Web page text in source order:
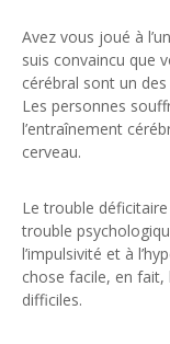
Avez vous joué à
suis convaincu que
cérébral sont un
Les personnes
l’entraînement
cerveau.
Le trouble
trouble
l’impulsivité et à
chose facile, en
difficiles.